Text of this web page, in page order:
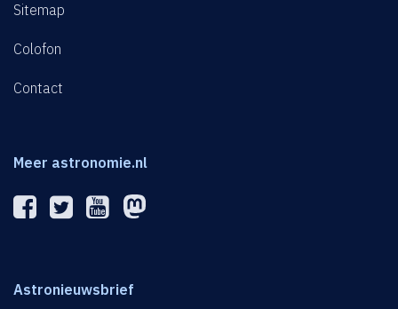
Sitemap
Colofon
Contact
Meer astronomie.nl
Astronieuwsbrief